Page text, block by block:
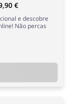
€
e descobre
Não percas